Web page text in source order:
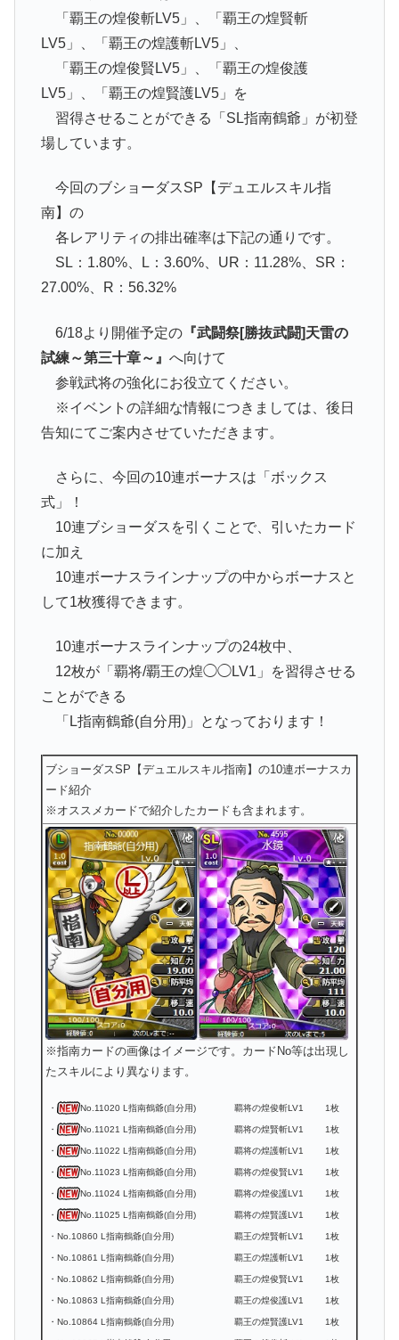
「覇王の煌俊斬LV5」、「覇王の煌賢斬
LV5」、「覇王の煌護斬LV5」、
「覇王の煌俊賢LV5」、「覇王の煌俊護
LV5」、「覇王の煌賢護LV5」を
習得させることができる「SL指南鶴爺」が初登
場しています。
今回のブショーダスSP【デュエルスキル指
南】の
各レアリティの排出確率は下記の通りです。
SL：1.80%、L：3.60%、UR：11.28%、SR：
27.00%、R：56.32%
6/18より開催予定の『武闘祭[勝抜武闘]天雷の
試練～第三十章～』 へ向けて
参戦武将の強化にお役立てください。
※イベントの詳細な情報につきましては、後日
告知にてご案内させていただきます。
さらに、今回の10連ボーナスは「ボックス
式」！
10連ブショーダスを引くことで、引いたカード
に加え
10連ボーナスラインナップの中からボーナスと
して1枚獲得できます。
10連ボーナスラインナップの24枚中、
12枚が「覇将/覇王の煌◯◯LV1」を習得させる
ことができる
「L指南鶴爺(自分用)」となっております！
ブショーダスSP【デュエルスキル指南】の10連ボーナスカ
ード紹介
※オススメカードで紹介したカードも含まれます。
※指南カードの画像はイメージです。カードNo等は出現し
たスキルにより異なります。
・ No.11020 L指南鶴爺(自分用) 覇将の煌俊斬LV1 1枚
・ No.11021 L指南鶴爺(自分用) 覇将の煌賢斬LV1 1枚
・ No.11022 L指南鶴爺(自分用) 覇将の煌護斬LV1 1枚
・ No.11023 L指南鶴爺(自分用) 覇将の煌俊賢LV1 1枚
・ No.11024 L指南鶴爺(自分用) 覇将の煌俊護LV1 1枚
・ No.11025 L指南鶴爺(自分用) 覇将の煌賢護LV1 1枚
・No.10860 L指南鶴爺(自分用) 覇王の煌賢斬LV1 1枚
・No.10861 L指南鶴爺(自分用) 覇王の煌護斬LV1 1枚
・No.10862 L指南鶴爺(自分用) 覇王の煌俊賢LV1 1枚
・No.10863 L指南鶴爺(自分用) 覇王の煌俊護LV1 1枚
・No.10864 L指南鶴爺(自分用) 覇王の煌賢護LV1 1枚